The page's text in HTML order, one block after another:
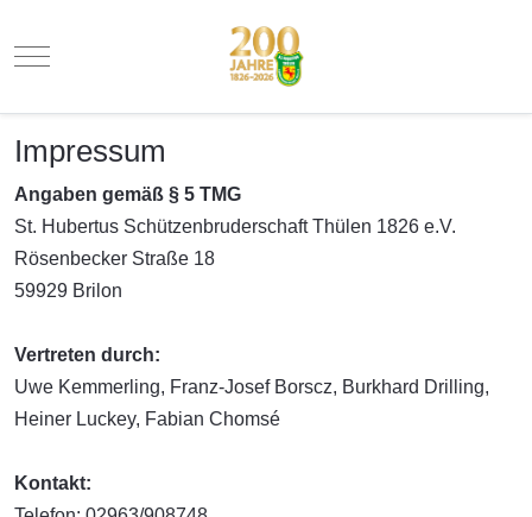
Mobile Menu Toggle
Impressum
Angaben gemäß § 5 TMG
St. Hubertus Schützenbruderschaft Thülen 1826 e.V.
Rösenbecker Straße 18
59929 Brilon
Vertreten durch:
Uwe Kemmerling, Franz-Josef Borscz, Burkhard Drilling,
Heiner Luckey, Fabian Chomsé
Kontakt: